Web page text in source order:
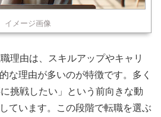
イメージ画像
理由は、スキルアップやキャリ
な理由が多いのが特徴です。多く
挑戦したい」という前向きな動
ています。この段階で転職を選ぶ